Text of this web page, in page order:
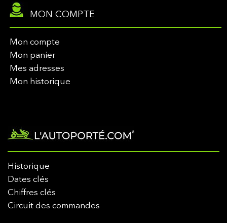
MON COMPTE
Mon compte
Mon panier
Mes adresses
Mon historique
Historique
Dates clés
Chiffres clés
Circuit des commandes